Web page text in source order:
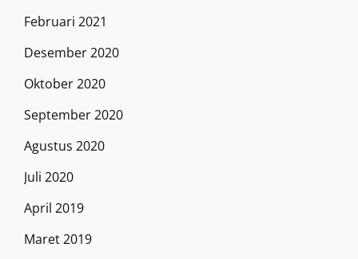
Februari 2021
Desember 2020
Oktober 2020
September 2020
Agustus 2020
Juli 2020
April 2019
Maret 2019